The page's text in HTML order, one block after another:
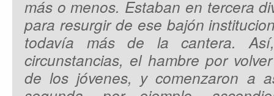
más o menos. Estaban en tercera
para resurgir de ese bajón
todavía más de la cantera.
circunstancias, el hambre por
de los jóvenes, y comenzaron a